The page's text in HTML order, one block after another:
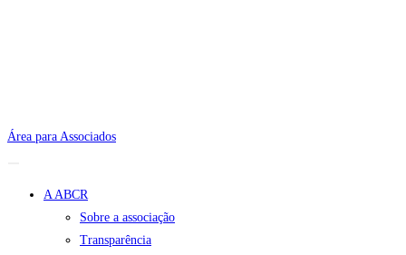
Área para Associados
A ABCR
Sobre a associação
Transparência